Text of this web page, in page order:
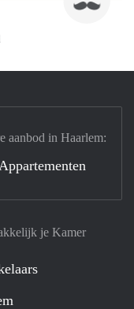
je Kamer
aanbod in Haarlem:
Appartementen